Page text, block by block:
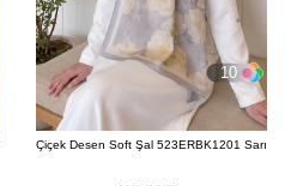
10
Çiçek Desen Soft Şal 523ERBK1201 Sarı